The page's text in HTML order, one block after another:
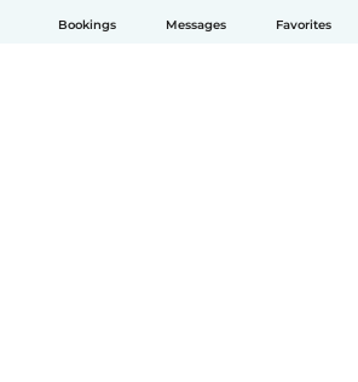
Bookings Messages Favorites